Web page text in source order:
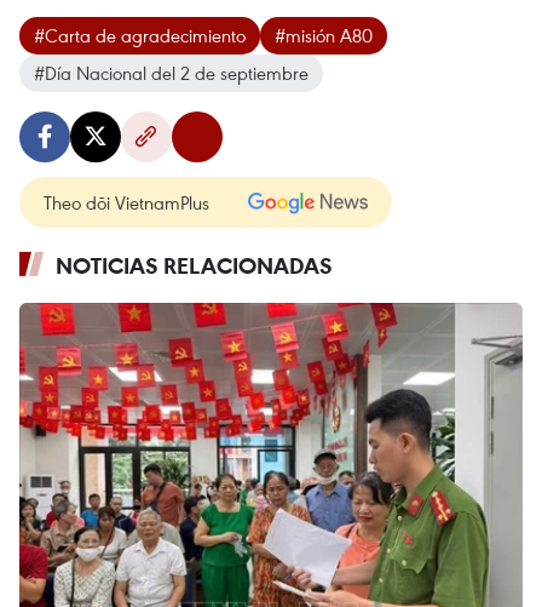
#Carta de agradecimiento
#misión A80
#Día Nacional del 2 de septiembre
Theo dõi VietnamPlus
NOTICIAS RELACIONADAS